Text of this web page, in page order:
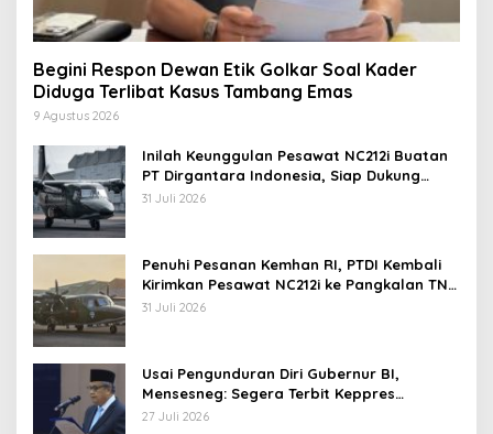
Begini Respon Dewan Etik Golkar Soal Kader
Diduga Terlibat Kasus Tambang Emas
9 Agustus 2026
Inilah Keunggulan Pesawat NC212i Buatan
PT Dirgantara Indonesia, Siap Dukung
Berbagai Operasi TNI
31 Juli 2026
Penuhi Pesanan Kemhan RI, PTDI Kembali
Kirimkan Pesawat NC212i ke Pangkalan TNI
AU
31 Juli 2026
Usai Pengunduran Diri Gubernur BI,
Mensesneg: Segera Terbit Keppres
Pemberhentian dengan Hormat
27 Juli 2026